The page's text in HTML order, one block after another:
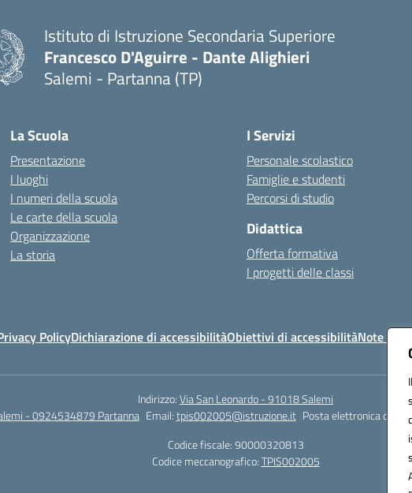
Istituto di Istruzione Secondaria Superiore
Francesco D'Aguirre - Dante Alighieri
Salemi - Partanna (TP)
La Scuola
Presentazione
I luoghi
I numeri della scuola
Le carte della scuola
Organizzazione
La storia
I Servizi
Personale scolastico
Famiglie e studenti
Percorsi di studio
Didattica
Offerta formativa
I progetti delle classi
PolicyDichiarazione di accessibilitàObiettivi di accessibilitàNote legali
Indirizzo:Via San Leonardo - 91018 Salemi
- 0924534879 Partanna Email:tpis002005@istruzione.it Posta elettronica
Codice fiscale: 90000320813
Codice meccanografico:TPIS002005